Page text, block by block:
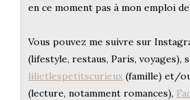
en ce moment pas à mon emploi de
Vous pouvez me suivre sur
(lifestyle, restaus, Paris, voyages),
lilietlespetitscurieux (famille) et/
(lecture, notamment romances),